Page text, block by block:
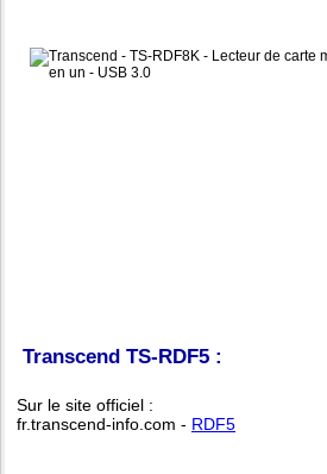
Transcend TS-RDF5 :
Sur le site officiel :
fr.transcend-info.com - RDF5